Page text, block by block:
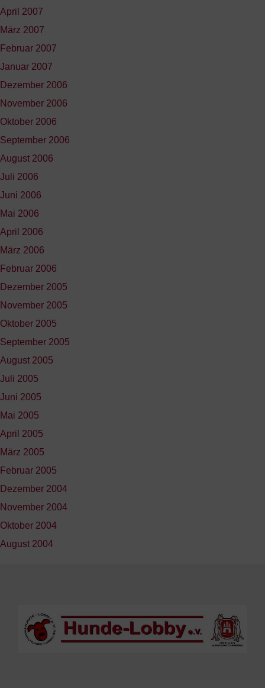
April 2007
März 2007
Februar 2007
Januar 2007
Dezember 2006
November 2006
Oktober 2006
September 2006
August 2006
Juli 2006
Juni 2006
Mai 2006
April 2006
März 2006
Februar 2006
Dezember 2005
November 2005
Oktober 2005
September 2005
August 2005
Juli 2005
Juni 2005
Mai 2005
April 2005
März 2005
Februar 2005
Dezember 2004
November 2004
Oktober 2004
August 2004